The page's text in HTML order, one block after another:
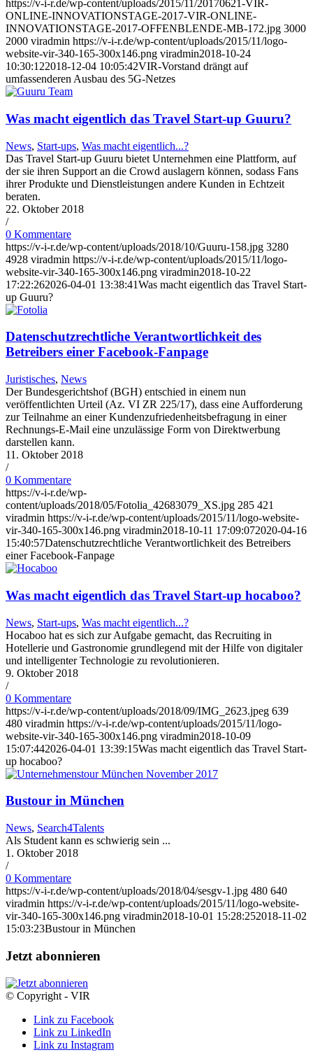
https://v-i-r.de/wp-content/uploads/2015/11/20170621-VIR-
ONLINE-INNOVATIONSTAGE-2017-VIR-ONLINE-
INNOVATIONSTAGE-2017-OFFENBLENDE-MB-172.jpg 3000
2000 viradmin https://v-i-r.de/wp-content/uploads/2015/11/logo-
website-vir-340-165-300x146.png viradmin2018-10-24
10:30:122018-12-04 10:05:42VIR-Vorstand drängt auf
umfassenderen Ausbau des 5G-Netzes
Was macht eigentlich das Travel Start-up Guuru?
News, Start-ups, Was macht eigentlich...?
Das Travel Start-up Guuru bietet Unternehmen eine Plattform, auf
der sie ihren Support an die Crowd auslagern können, sodass Fans
ihrer Produkte und Dienstleistungen andere Kunden in Echtzeit
beraten.
22. Oktober 2018
/
0 Kommentare
https://v-i-r.de/wp-content/uploads/2018/10/Guuru-158.jpg 3280
4928 viradmin https://v-i-r.de/wp-content/uploads/2015/11/logo-
website-vir-340-165-300x146.png viradmin2018-10-22
17:22:262026-04-01 13:38:41Was macht eigentlich das Travel Start-
up Guuru?
Datenschutzrechtliche Verantwortlichkeit des
Betreibers einer Facebook-Fanpage
Juristisches, News
Der Bundesgerichtshof (BGH) entschied in einem nun
veröffentlichten Urteil (Az. VI ZR 225/17), dass eine Aufforderung
zur Teilnahme an einer Kundenzufriedenheitsbefragung in einer
Rechnungs-E-Mail eine unzulässige Form von Direktwerbung
darstellen kann.
11. Oktober 2018
/
0 Kommentare
https://v-i-r.de/wp-
content/uploads/2018/05/Fotolia_42683079_XS.jpg 285 421
viradmin https://v-i-r.de/wp-content/uploads/2015/11/logo-website-
vir-340-165-300x146.png viradmin2018-10-11 17:09:072020-04-16
15:40:57Datenschutzrechtliche Verantwortlichkeit des Betreibers
einer Facebook-Fanpage
Was macht eigentlich das Travel Start-up hocaboo?
News, Start-ups, Was macht eigentlich...?
Hocaboo hat es sich zur Aufgabe gemacht, das Recruiting in
Hotellerie und Gastronomie grundlegend mit der Hilfe von digitaler
und intelligenter Technologie zu revolutionieren.
9. Oktober 2018
/
0 Kommentare
https://v-i-r.de/wp-content/uploads/2018/09/IMG_2623.jpeg 639
480 viradmin https://v-i-r.de/wp-content/uploads/2015/11/logo-
website-vir-340-165-300x146.png viradmin2018-10-09
15:07:442026-04-01 13:39:15Was macht eigentlich das Travel Start-
up hocaboo?
Bustour in München
News, Search4Talents
Als Student kann es schwierig sein ...
1. Oktober 2018
/
0 Kommentare
https://v-i-r.de/wp-content/uploads/2018/04/sesgv-1.jpg 480 640
viradmin https://v-i-r.de/wp-content/uploads/2015/11/logo-website-
vir-340-165-300x146.png viradmin2018-10-01 15:28:252018-11-02
15:03:23Bustour in München
Jetzt abonnieren
© Copyright - VIR
Link zu Facebook
Link zu LinkedIn
Link zu Instagram